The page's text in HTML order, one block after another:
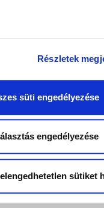
Részletek
süti engedélyezése
engedélyezése
sütiket